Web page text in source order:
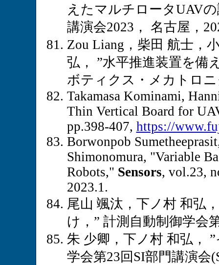
えたマルチロータUAV
講演会2023， 名古屋，
Zou Liang，柴田 航士，
弘， ”水平推進装置を
ボティクス・メカトロニ
Takamasa Kominami,
Thin Vertical Board for
pp.398-407, https://
Borwonpob
Shimonomura, "Variable
Robots," Sensors, vol.23,
2023.1.
尾山 颯汰，下ノ村 和弘
け，” 計測自動制御学会
朱 少卿，下ノ村 和弘，
学会第23回SI部門講演会